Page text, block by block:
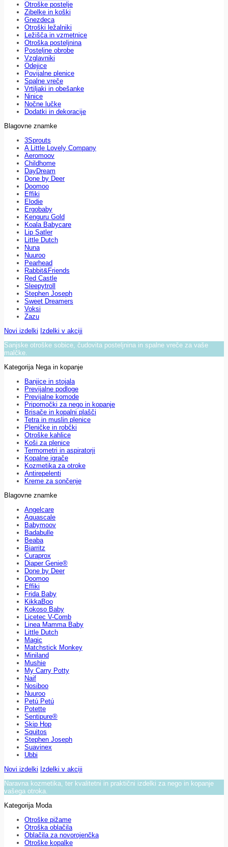
Otroške postelje
Zibelke in koški
Gnezdeca
Otroški ležalniki
Ležišča in vzmetnice
Otroška posteljnina
Posteljne obrobe
Vzglavniki
Odejice
Povijalne plenice
Spalne vreče
Vrtiljaki in obešanke
Ninice
Nočne lučke
Dodatki in dekoracije
Blagovne znamke
3Sprouts
A Little Lovely Company
Aeromoov
Childhome
DayDream
Done by Deer
Doomoo
Effiki
Elodie
Ergobaby
Kenguru Gold
Koala Babycare
Lip Satler
Little Dutch
Nuna
Nuuroo
Pearhead
Rabbit&Friends
Red Castle
Sleepytroll
Stephen Joseph
Sweet Dreamers
Voksi
Zazu
Novi izdelki Izdelki v akciji
Sanjske otroške sobice, čudovita posteljnina in spalne vreče za vaše
malčke.
Kategorija Nega in kopanje
Banjice in stojala
Previjalne podloge
Previjalne komode
Pripomočki za nego in kopanje
Brisače in kopalni plašči
Tetra in muslin plenice
Pleničke in robčki
Otroške kahlice
Koši za plenice
Termometri in aspiratorji
Kopalne igrače
Kozmetika za otroke
Antirepelenti
Kreme za sončenje
Blagovne znamke
Angelcare
Aquascale
Babymoov
Badabulle
Beaba
Biarritz
Curaprox
Diaper Genie®
Done by Deer
Doomoo
Effiki
Frida Baby
KikkaBoo
Kokoso Baby
Licetec V-Comb
Linea Mamma Baby
Little Dutch
Magic
Matchstick Monkey
Miniland
Mushie
My Carry Potty
Naif
Nosiboo
Nuuroo
Petú Petú
Potette
Sentipure®
Skip Hop
Squitos
Stephen Joseph
Suavinex
Ubbi
Novi izdelki Izdelki v akciji
Naravna kozmetika, ter kvalitetni in praktični izdelki za nego in kopanje
vašega otroka.
Kategorija Moda
Otroške pižame
Otroška oblačila
Oblačila za novorojenčka
Otroške kopalke